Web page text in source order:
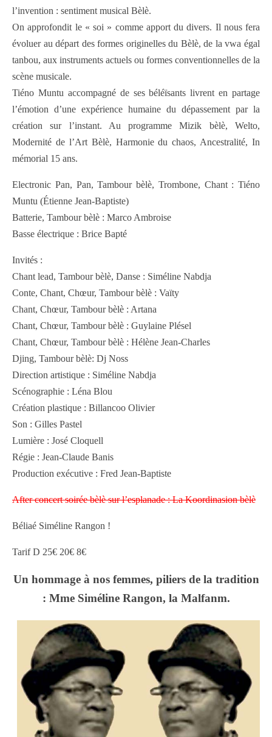
l’invention : sentiment musical Bèlè.
On approfondit le « soi » comme apport du divers. Il nous fera
évoluer au départ des formes originelles du Bèlè, de la vwa égal
tanbou, aux instruments actuels ou formes conventionnelles de la
scène musicale.
Tiéno Muntu accompagné de ses béléïsants livrent en partage
l’émotion d’une expérience humaine du dépassement par la
création sur l’instant. Au programme Mizik bèlè, Welto,
Modernité de l’Art Bèlè, Harmonie du chaos, Ancestralité, In
mémorial 15 ans.
Electronic Pan, Pan, Tambour bèlè, Trombone, Chant : Tiéno
Muntu (Étienne Jean-Baptiste)
Batterie, Tambour bèlè : Marco Ambroise
Basse électrique : Brice Bapté
Invités :
Chant lead, Tambour bèlè, Danse : Siméline Nabdja
Conte, Chant, Chœur, Tambour bèlè : Vaïty
Chant, Chœur, Tambour bèlè : Artana
Chant, Chœur, Tambour bèlè : Guylaine Plésel
Chant, Chœur, Tambour bèlè : Hélène Jean-Charles
Djing, Tambour bèlè: Dj Noss
Direction artistique : Siméline Nabdja
Scénographie : Léna Blou
Création plastique : Billancoo Olivier
Son : Gilles Pastel
Lumière : José Cloquell
Régie : Jean-Claude Banis
Production exécutive : Fred Jean-Baptiste
After concert soirée bèlè sur l’esplanade : La Koordinasion bèlè
Béliaé Siméline Rangon !
Tarif D 25€ 20€ 8€
Un hommage à nos femmes, piliers de la tradition
: Mme Siméline Rangon, la Malfanm.